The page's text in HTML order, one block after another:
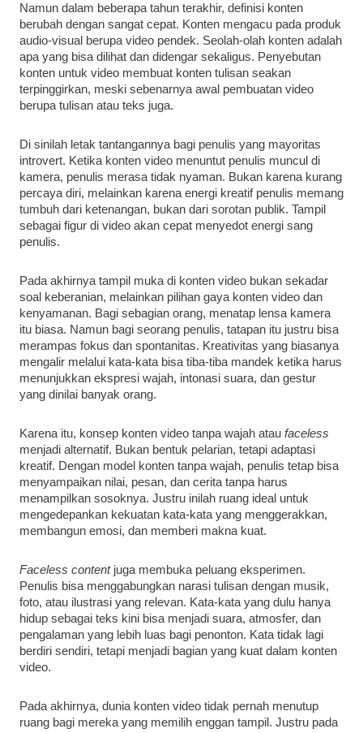
Namun dalam beberapa tahun terakhir, definisi konten
berubah dengan sangat cepat. Konten mengacu pada produk
audio-visual berupa video pendek. Seolah-olah konten adalah
apa yang bisa dilihat dan didengar sekaligus. Penyebutan
konten untuk video membuat konten tulisan seakan
terpinggirkan, meski sebenarnya awal pembuatan video
berupa tulisan atau teks juga.
Di sinilah letak tantangannya bagi penulis yang mayoritas
introvert. Ketika konten video menuntut penulis muncul di
kamera, penulis merasa tidak nyaman. Bukan karena kurang
percaya diri, melainkan karena energi kreatif penulis memang
tumbuh dari ketenangan, bukan dari sorotan publik. Tampil
sebagai figur di video akan cepat menyedot energi sang
penulis.
Pada akhirnya tampil muka di konten video bukan sekadar
soal keberanian, melainkan pilihan gaya konten video dan
kenyamanan. Bagi sebagian orang, menatap lensa kamera
itu biasa. Namun bagi seorang penulis, tatapan itu justru bisa
merampas fokus dan spontanitas. Kreativitas yang biasanya
mengalir melalui kata-kata bisa tiba-tiba mandek ketika harus
menunjukkan ekspresi wajah, intonasi suara, dan gestur
yang dinilai banyak orang.
Karena itu, konsep konten video tanpa wajah atau faceless
menjadi alternatif. Bukan bentuk pelarian, tetapi adaptasi
kreatif. Dengan model konten tanpa wajah, penulis tetap bisa
menyampaikan nilai, pesan, dan cerita tanpa harus
menampilkan sosoknya. Justru inilah ruang ideal untuk
mengedepankan kekuatan kata-kata yang menggerakkan,
membangun emosi, dan memberi makna kuat.
Faceless contentjuga membuka peluang eksperimen.
Penulis bisa menggabungkan narasi tulisan dengan musik,
foto, atau ilustrasi yang relevan. Kata-kata yang dulu hanya
hidup sebagai teks kini bisa menjadi suara, atmosfer, dan
pengalaman yang lebih luas bagi penonton. Kata tidak lagi
berdiri sendiri, tetapi menjadi bagian yang kuat dalam konten
video.
Pada akhirnya, dunia konten video tidak pernah menutup
ruang bagi mereka yang memilih enggan tampil. Justru pada